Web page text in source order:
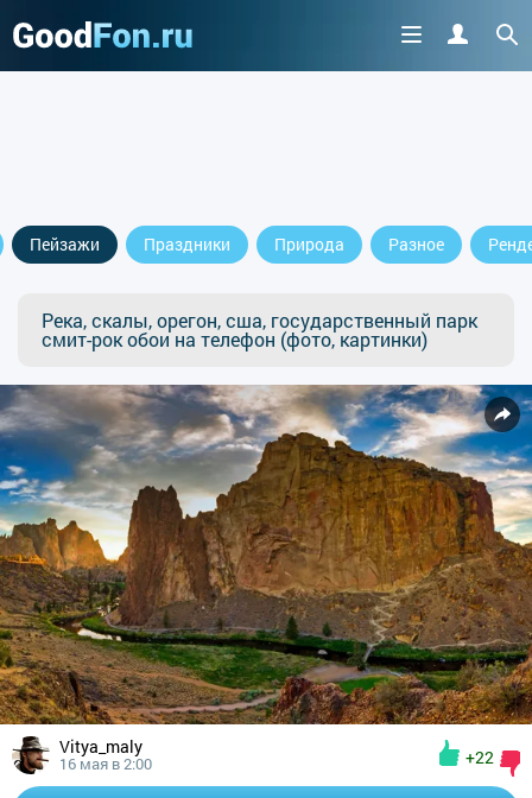
Пейзажи Праздники Природа Разное
Река, скалы, орегон, сша, государственный парк
смит-рок обои на телефон (фото, картинки)
Vitya_maly
16 мая в 2:00 +22